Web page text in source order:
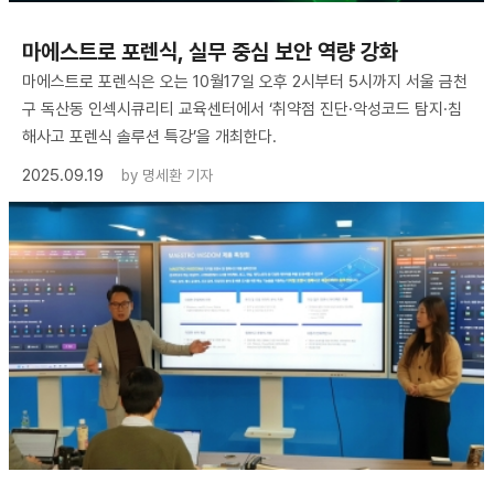
마에스트로 포렌식, 실무 중심 보안 역량 강화
마에스트로 포렌식은 오는 10월17일 오후 2시부터 5시까지 서울 금천
구 독산동 인섹시큐리티 교육센터에서 ‘취약점 진단·악성코드 탐지·침
해사고 포렌식 솔루션 특강’을 개최한다.
2025.09.19
by 명세환 기자